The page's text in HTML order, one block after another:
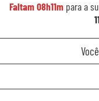
Faltam08h11m para a